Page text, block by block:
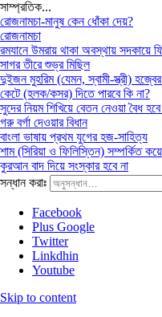
সাম্প্রতিক...
রোজনামচা-মানুষ কেন ধোঁকা দেয়?
রোজনামচা
রমযানে উমরায় থাকা অবস্থায় সদকায়ে
সাগর তীরে শুভ্র মিছিল
দুইজন মুহরিম (যেমন, স্বামী-স্ত্রী)
কেটে (হলক/কসর) দিতে পারবে কি না?
সুদের নিয়ম শিখিয়ে বেতন নেওয়া বৈধ
গরু বর্গা দেওয়ার বিধান
বাংলা ভাষায় প্রথম যুগের হজ-সাহিত্য
শাম (সিরিয়া ও ফিলিস্তিন) সম্পর্কিত
কুরআন বাদ দিয়ে সংস্কার হবে না
সন্ধান করাঃ
Facebook
Plus Google
Twitter
Linkdhin
Youtube
Skip to content